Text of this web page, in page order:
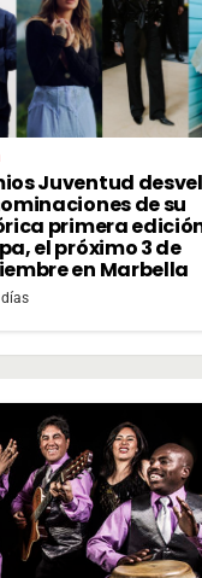
Juventud
de su
primera
el próximo 3 de
en Marbella